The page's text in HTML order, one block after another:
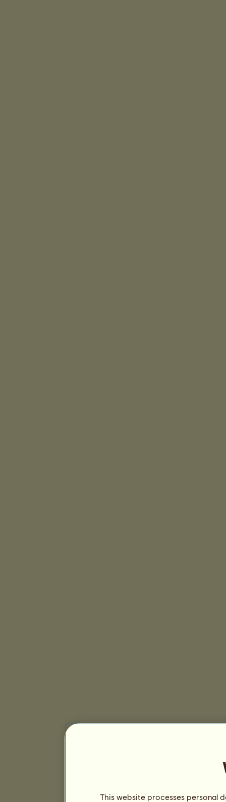
This website processes personal